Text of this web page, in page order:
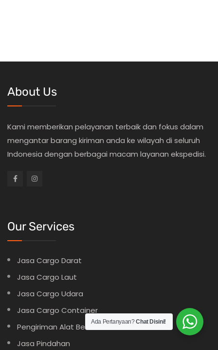
About Us
Kami memberikan pelayanan terbaik dan fokus dalam
mengantar barang kiriman anda ke wilayah di seluruh
Indonesia dengan berbagai macam layanan ekspedisi.
Our Services
Jasa Cargo Darat
Jasa Cargo Laut
Jasa Cargo Udara
Jasa Cargo Container
Pengiriman Alat Berat
Jasa Pindahan
Ada Pertanyaan?Chat Disini!